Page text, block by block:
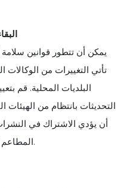
3.
يمكن أن تتطور قوانين سلامة
تأتي التغييرات من الوكالات
البلديات المحلية. قم
التحديثات بانتظام من الهيئات
أن يؤدي الاشتراك في
المطاعم المحلية أيضًا إلى إبقائك على اطلاع.